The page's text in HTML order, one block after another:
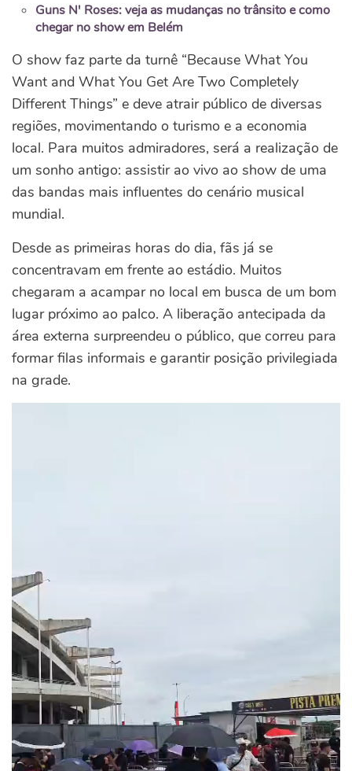
Guns N' Roses: veja as mudanças no trânsito e como
chegar no show em Belém
O show faz parte da turnê “Because What You
Want and What You Get Are Two Completely
Different Things” e deve atrair público de diversas
regiões, movimentando o turismo e a economia
local. Para muitos admiradores, será a realização de
um sonho antigo: assistir ao vivo ao show de uma
das bandas mais influentes do cenário musical
mundial.
Desde as primeiras horas do dia, fãs já se
concentravam em frente ao estádio. Muitos
chegaram a acampar no local em busca de um bom
lugar próximo ao palco. A liberação antecipada da
área externa surpreendeu o público, que correu para
formar filas informais e garantir posição privilegiada
na grade.